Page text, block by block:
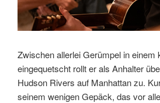
Zwischen allerlei Gerümpel in einem
eingequetscht rollt er als Anhalter
Hudson Rivers auf Manhattan zu.
seinem wenigen Gepäck, das vor